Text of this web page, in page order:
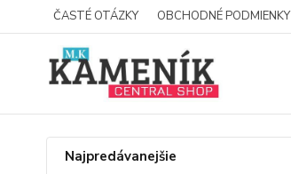
ČASTÉ OTÁZKY OBCHODNÉ PODMIENKY
Najpredávanejšie